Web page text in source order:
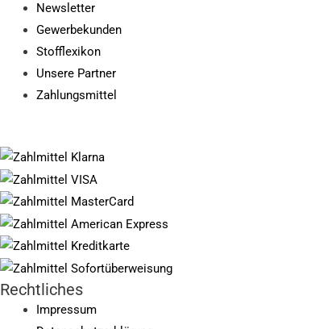
Newsletter
Gewerbekunden
Stofflexikon
Unsere Partner
Zahlungsmittel
Rechtliches
Impressum